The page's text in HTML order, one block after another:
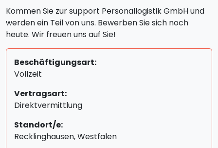
Kommen Sie zur support Personallogistik GmbH und
werden ein Teil von uns. Bewerben Sie sich noch
heute. Wir freuen uns auf Sie!
Beschäftigungsart:
Vollzeit
Vertragsart:
Direktvermittlung
Standort/e:
Recklinghausen, Westfalen